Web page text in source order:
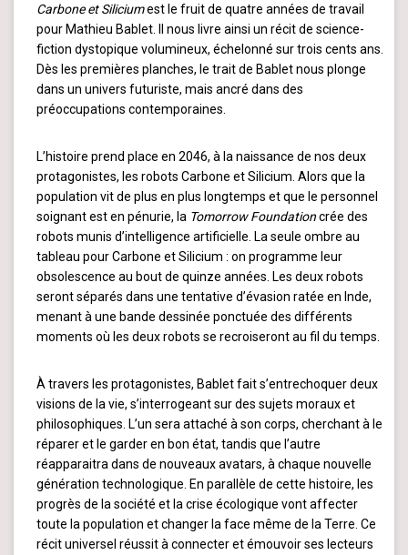
Carbone et Siliciumest le fruit de quatre années de travail
pour Mathieu Bablet. Il nous livre ainsi un récit de science-
fiction dystopique volumineux, échelonné sur trois cents ans.
Dès les premières planches, le trait de Bablet nous plonge
dans un univers futuriste, mais ancré dans des
préoccupations contemporaines.
L’histoire prend place en 2046, à la naissance de nos deux
protagonistes, les robots Carbone et Silicium. Alors que la
population vit de plus en plus longtemps et que le personnel
soignant est en pénurie, la Tomorrow Foundationcrée des
robots munis d’intelligence artificielle. La seule ombre au
tableau pour Carbone et Silicium : on programme leur
obsolescence au bout de quinze années. Les deux robots
seront séparés dans une tentative d’évasion ratée en Inde,
menant à une bande dessinée ponctuée des différents
moments où les deux robots se recroiseront au fil du temps.
À travers les protagonistes, Bablet fait s’entrechoquer deux
visions de la vie, s’interrogeant sur des sujets moraux et
philosophiques. L’un sera attaché à son corps, cherchant à le
réparer et le garder en bon état, tandis que l’autre
réapparaitra dans de nouveaux avatars, à chaque nouvelle
génération technologique. En parallèle de cette histoire, les
progrès de la société et la crise écologique vont affecter
toute la population et changer la face même de la Terre. Ce
récit universel réussit à connecter et émouvoir ses lecteurs